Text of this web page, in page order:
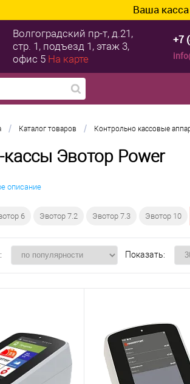
Ваша касса уже
Волгоградский пр-т, д.21,
стр. 1, подъезд 1, этаж 3,
офис 5 На карте
+7
/ Каталог товаров / Контрольно кассовые
Эвотор Power
описание
6 Эвотор 7.2 Эвотор 7.3 Эвотор 10
Показать: